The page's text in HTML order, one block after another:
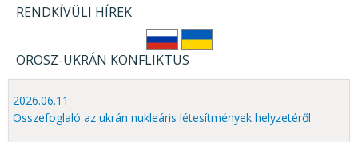
RENDKÍVÜLI HÍREK
OROSZ-UKRÁN KONFLIKTUS
2026.06.11
Összefoglaló az ukrán nukleáris létesítmények helyzetéről